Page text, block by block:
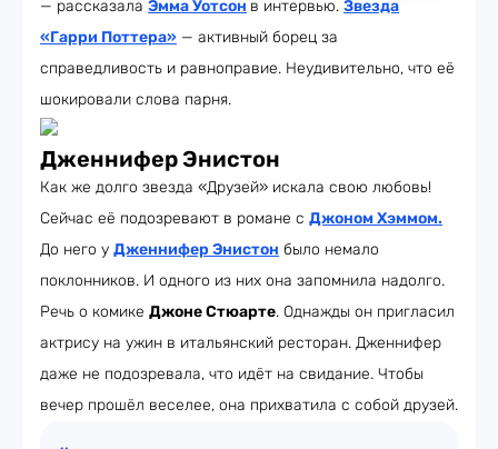
— рассказала Эмма Уотсон в интервью. Звезда
«Гарри Поттера» — активный борец за
справедливость и равноправие. Неудивительно, что её
шокировали слова парня.
Дженнифер Энистон
Как же долго звезда «Друзей» искала свою любовь!
Сейчас её подозревают в романе с Джоном Хэммом.
До него у Дженнифер Энистон было немало
поклонников. И одного из них она запомнила надолго.
Речь о комике Джоне Стюарте. Однажды он пригласил
актрису на ужин в итальянский ресторан. Дженнифер
даже не подозревала, что идёт на свидание. Чтобы
вечер прошёл веселее, она прихватила с собой друзей.